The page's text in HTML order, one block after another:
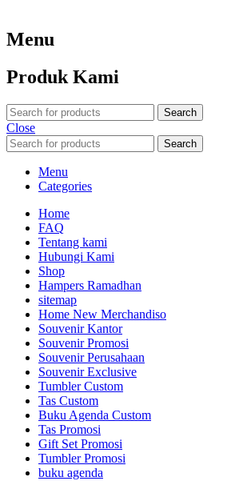
Menu
Produk Kami
Search
Close
Search
Menu
Categories
Home
FAQ
Tentang kami
Hubungi Kami
Shop
Hampers Ramadhan
sitemap
Home New Merchandiso
Souvenir Kantor
Souvenir Promosi
Souvenir Perusahaan
Souvenir Exclusive
Tumbler Custom
Tas Custom
Buku Agenda Custom
Tas Promosi
Gift Set Promosi
Tumbler Promosi
buku agenda